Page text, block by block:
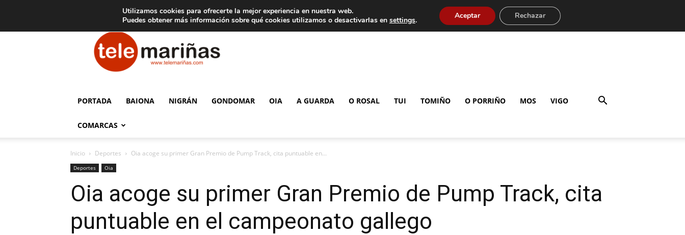
Aviso legal Tarifas de publicidad
Telemariñas
PORTADA BAIONA NIGRÁN GONDOMAR OIA A GUARDA O ROSAL TUI TOMIÑO O PORRIÑO MOS VIGO
COMARCAS
Inicio Deportes Oia acoge su primer Gran Premio de Pump Track, cita puntuable en...
Deportes Oia
Oia acoge su primer Gran Premio de Pump Track, cita
puntuable en el campeonato gallego
Utilizamos cookies para ofrecerte la mejor experiencia en nuestra web.
Puedes obtener más información sobre qué cookies utilizamos o desactivarlas en settings. Aceptar Rechazar